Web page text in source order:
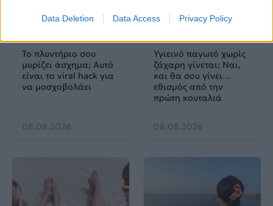
Data Deletion Data Access Privacy Policy
Life
Το πλυντήριο σου
μυρίζει άσχημα; Αυτό
είναι το viral hack για
να μοσχοβολάει
08.08.2026
Υγιεινό παγωτό χωρίς
ζάχαρη γίνεται; Ναι,
και θα σου γίνει…
εθισμός από την
πρώτη κουταλιά
08.08.2026